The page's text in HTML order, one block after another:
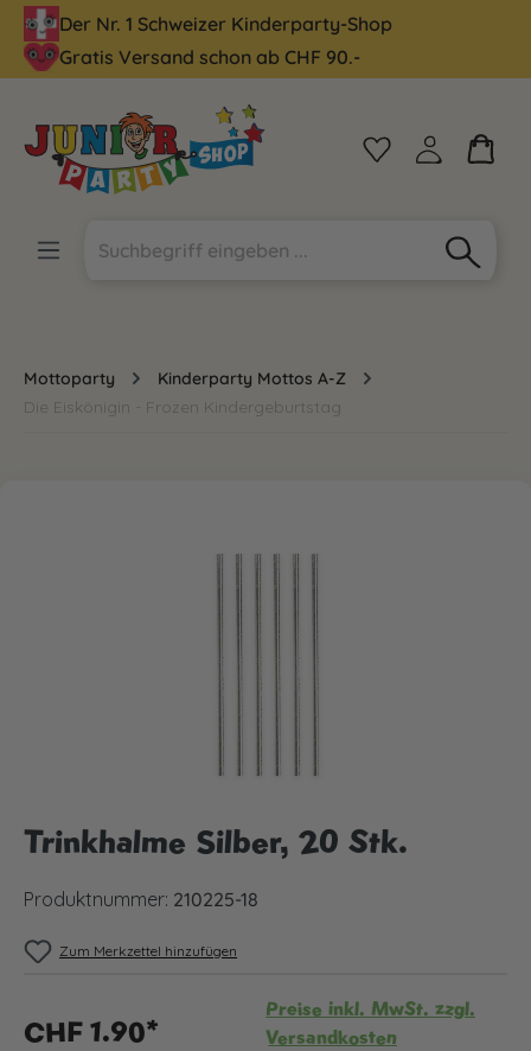
springen
Der Nr. 1 Schweizer Kinderparty-Shop
Gratis Versand schon ab CHF 90.-
Mottoparty
Kinderparty Mottos A-Z
Die Eiskönigin - Frozen Kindergeburtstag
Trinkhalme Silber, 20 Stk.
Produktnummer: 210225-18
Zum Merkzettel hinzufügen
CHF 1.90*
Preise inkl. MwSt. zzgl.
Versandkosten